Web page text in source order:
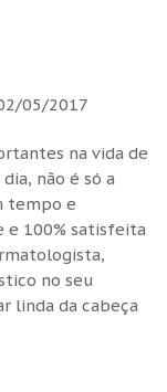
05/2017
na vida de
não é só a
tempo e
e 100% satisfeita
no seu
linda da cabeça